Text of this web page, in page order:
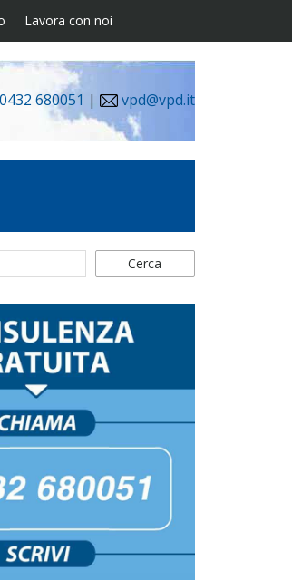
Lavora con noi
680051 | vpd@vpd.it
Cerca